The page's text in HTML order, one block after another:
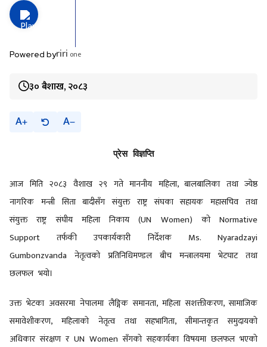
Powered byriri one
३० बैशाख, २०८३
A A
प्रेस विज्ञप्ति
आज मिति२०८३ वैशाख २९ गते माननीय महिला, बालबालिका तथा ज्येष्ठ
नागरिक मन्त्री सिता बादीसँग संयुक्त राष्ट्र संघका सहायक महासचिव तथा
संयुक्त राष्ट्र संघीय महिला निकाय (UN Women) को Normative
Support तर्फकी उपकार्यकारी निर्देशक Ms. Nyaradzayi
Gumbonzvanda नेतृत्वको प्रतिनिधिमण्डल बीच मन्त्रालयमा भेटघाट तथा
छलफल भयो।
उक्त भेटका अवसरमा नेपालमा लैङ्गिक समानता, महिला सशक्तीकरण, सामाजिक
समावेशीकरण, महिलाको नेतृत्व तथा सहभागिता, सीमान्तकृत समुदायको
अधिकार संरक्षण र UN Women सँगको सहकार्यका विषयमा छलफल भएको